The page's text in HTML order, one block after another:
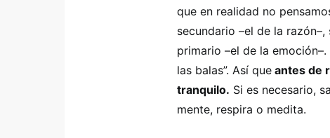
que en realidad no
secundario –el de la
primario –el de la
las balas”. Así que antes de
tranquilo. Si es necesario,
mente, respira o medita.